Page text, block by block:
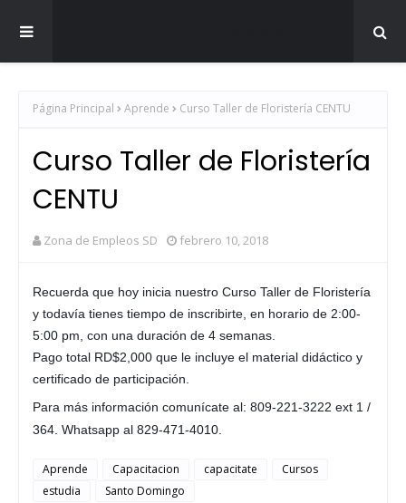
Página Principal Aprende Curso Taller de Floristería CENTU
Curso Taller de Floristería
CENTU
Zona de Empleos SD febrero 10, 2018
Recuerda que hoy inicia nuestro Curso Taller de Floristería
y todavía tienes tiempo de inscribirte, en horario de 2:00-
5:00 pm, con una duración de 4 semanas.
Pago total RD$2,000 que le incluye el material didáctico y
certificado de participación.
Para más información comunícate al: 809-221-3222 ext 1 /
364. Whatsapp al 829-471-4010.
Aprende Capacitacion capacitate
Cursos
estudia
Santo Domingo